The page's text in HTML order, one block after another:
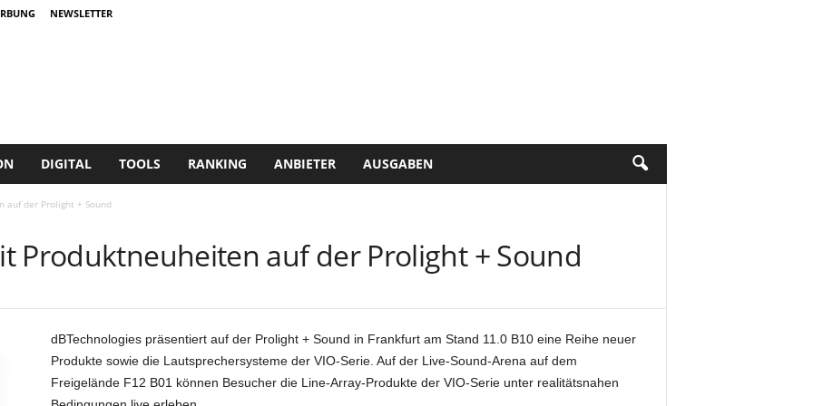
NEWSLETTER
DIGITAL TOOLS RANKING ANBIETER AUSGABEN
auf der Prolight + Sound
Produktneuheiten auf der Prolight + Sound
dBTechnologies präsentiert auf der Prolight + Sound in Frankfurt am Stand 11.0 B10 eine Reihe neuer
Produkte sowie die Lautsprechersysteme der VIO-Serie. Auf der Live-Sound-Arena auf dem
Freigelände F12 B01 können Besucher die Line-Array-Produkte der VIO-Serie unter realitätsnahen